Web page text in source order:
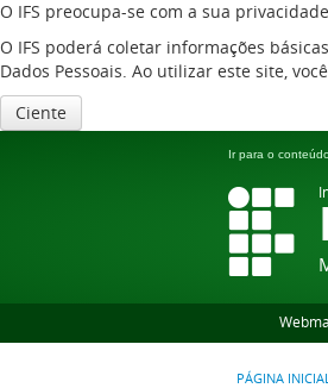
O IFS preocupa-se com a sua privacidade
O IFS poderá coletar informações
Dados Pessoais. Ao utilizar este site,
Ciente
Ir para o
PÁGINA